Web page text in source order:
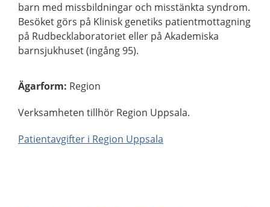
barn med missbildningar och misstänkta syndrom.
Besöket görs på Klinisk genetiks patientmottagning
på Rudbecklaboratoriet eller på Akademiska
barnsjukhuset (ingång 95).
Ägarform: Region
Verksamheten tillhör Region Uppsala.
Patientavgifter i Region Uppsala